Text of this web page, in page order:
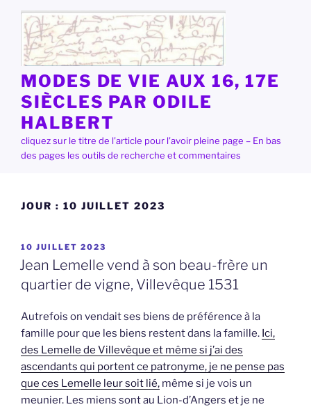
contenu
principal
MODES DE VIE AUX 16, 17E
SIÈCLES PAR ODILE
HALBERT
cliquez sur le titre de l'article pour l'avoir pleine page – En bas
des pages les outils de recherche et commentaires
JOUR : 10 JUILLET 2023
PUBLIÉ
LE
10 JUILLET 2023
Jean Lemelle vend à son beau-frère un
quartier de vigne, Villevêque 1531
Autrefois on vendait ses biens de préférence à la
famille pour que les biens restent dans la famille. Ici,
des Lemelle de Villevêque et même si j’ai des
ascendants qui portent ce patronyme, je ne pense pas
que ces Lemelle leur soit lié, même si je vois un
meunier. Les miens sont au Lion-d’Angers et je ne